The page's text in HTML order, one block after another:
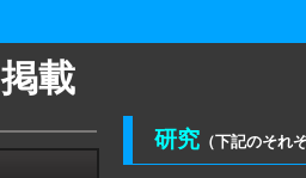
載
研究 （下記のそれ